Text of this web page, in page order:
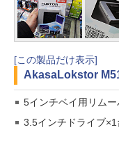
[この製品だけ表示]
AkasaLokstor
5インチベイ用リム
3.5インチドライブ